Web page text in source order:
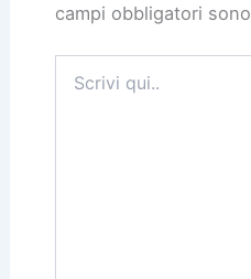
campi obbligatori
qui..